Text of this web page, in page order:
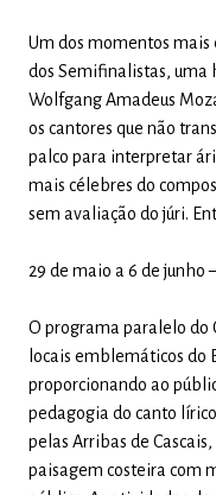
Um dos momentos mais
dos Semifinalistas, uma
Wolfgang Amadeus
os cantores que não
palco para interpretar
mais célebres do
sem avaliação do júri.
29 de maio a 6 de junho
O programa paralelo do
locais emblemáticos do
proporcionando ao
pedagogia do canto
pelas Arribas de
paisagem costeira com